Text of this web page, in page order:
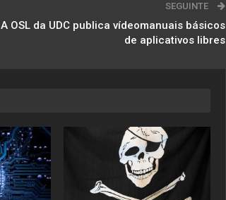
SEGUINTE
A OSL da UDC publica vídeomanuais básicos
de aplicativos libres